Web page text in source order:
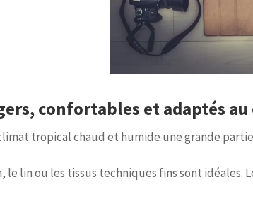
confortables et adaptés
tropical chaud et humide une grande
le lin ou les tissus techniques fins sont